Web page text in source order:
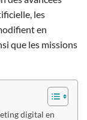
les
en
que les missions
digital en